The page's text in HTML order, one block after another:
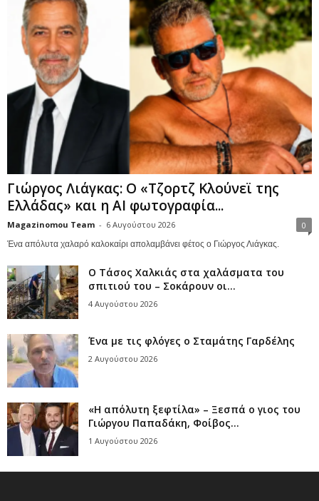
Γιώργος Λιάγκας: Ο «Τζορτζ Κλούνεϊ της
Ελλάδας» και η AI φωτογραφία...
Magazinomou Team - 6 Αυγούστου 2026 0
Ένα απόλυτα χαλαρό καλοκαίρι απολαμβάνει φέτος ο Γιώργος Λιάγκας.
Ο Τάσος Χαλκιάς στα χαλάσματα του
σπιτιού του – Σοκάρουν οι...
4 Αυγούστου 2026
Ένα με τις φλόγες ο Σταμάτης Γαρδέλης
2 Αυγούστου 2026
«Η απόλυτη ξεφτίλα» – Ξεσπά ο γιος του
Γιώργου Παπαδάκη, Φοίβος...
1 Αυγούστου 2026